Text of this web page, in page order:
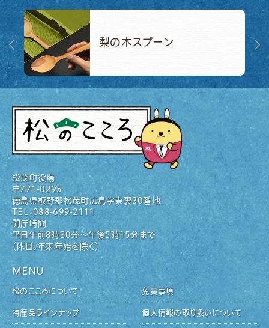
梨の木スプーン
Next
松茂町役場
〒771-0295
徳島県板野郡松茂町広島字東裏30番地
TEL：088-699-2111
開庁時間
平日午前8時30分〜午後5時15分まで
（休日、年末年始を除く）
MENU
松のこころについて
特産品ラインナップ
免責事項
個人情報の取り扱いについて